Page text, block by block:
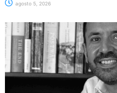
agosto 5, 2026